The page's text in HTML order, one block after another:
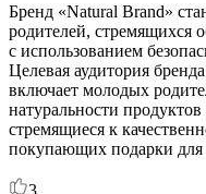
Бренд «Natural Brand»
родителей, стремящихся
с использованием
Целевая аудитория
включает молодых
натуральности
стремящиеся к
покупающих подарки
3